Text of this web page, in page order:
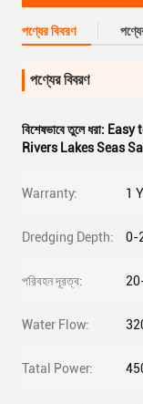
পণ্যের বিবরণ
পণ্যের বিবরণ
বিশেষভাবে তুলে ধরা: Easy
Rivers Lakes Seas
Warranty: 1
Dredging Depth: 0-
পরিবহন দূরত্ব:
Water Flow:
Tatal Power: